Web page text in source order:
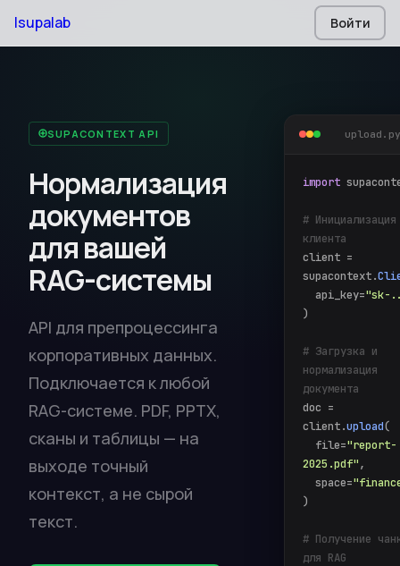
|supalab Войти
SUPACONTEXT API
Нормализация
документов
для вашей
RAG-системы
API для препроцессинга
корпоративных данных.
Подключается к любой
RAG-системе. PDF, PPTX,
сканы и таблицы — на
выходе точный
контекст, а не сырой
текст.
import
# Инициализация
клиента
client =
supacontext.
api_key="sk-
)
# Загрузка и
нормализация
документа
doc =
client.upload(
file="report-
2025.pdf",
space=
)
# Получение
для RAG